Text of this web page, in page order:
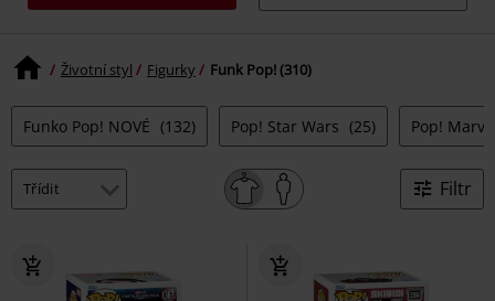
Životní styl Figurky Funk Pop! (310)
Funko Pop! NOVÉ (132) Pop! Star Wars (25) Pop!
Filtr